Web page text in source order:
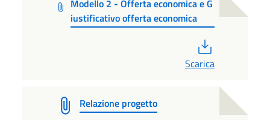
Modello 2 - Offerta economica e G
iustificativo offerta economica
Scarica
Relazione progetto